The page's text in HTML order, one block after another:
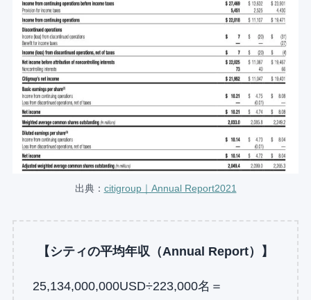
出典： citigroup｜Annual Report2021
【シティの平均年収（Annual Report）】
25,134,000,000USD÷223,000名＝